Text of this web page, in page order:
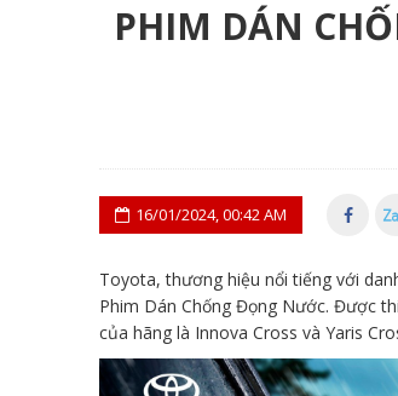
PHIM DÁN
16/01/2024, 00:42 AM
Toyota, thương hiệu nổi tiếng với
Phim Dán Chống Đọng Nước. Được
của hãng là Innova Cross và Yaris